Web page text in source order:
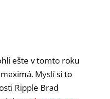
ešte v tomto roku
Myslí si to
Ripple Brad